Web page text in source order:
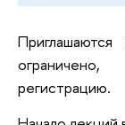
регистрацию.